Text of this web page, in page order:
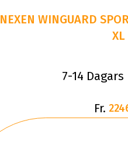
NEXEN WINGUARD
XL
7-14
Fr.